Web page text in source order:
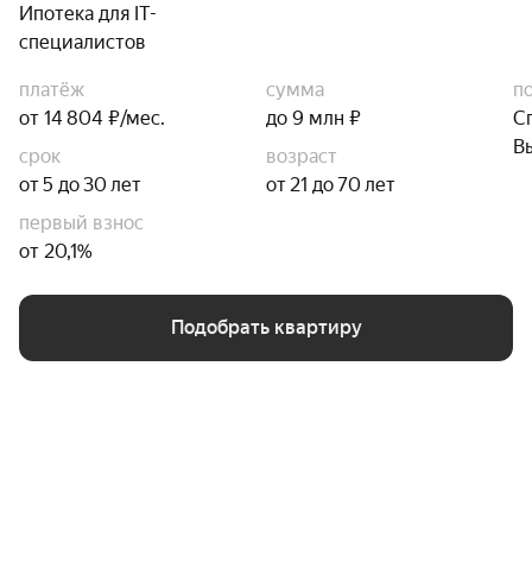
Ипотека для IT-
специалистов
платёж
от 14 804 ₽/мес.
сумма
до 9 млн ₽
срок
от 5 до 30 лет
возраст
от 21 до 70 лет
первый взнос
от 20,1%
Подобрать квартиру